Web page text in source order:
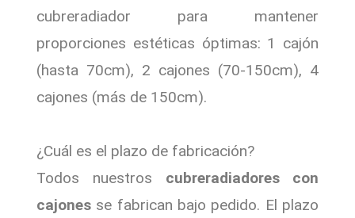
cubreradiador para mantener
proporciones estéticas óptimas: 1 cajón
(hasta 70cm), 2 cajones (70-150cm), 4
cajones (más de 150cm).
¿Cuál es el plazo de fabricación?
Todos nuestros cubreradiadores con
cajonesse fabrican bajo pedido. El plazo